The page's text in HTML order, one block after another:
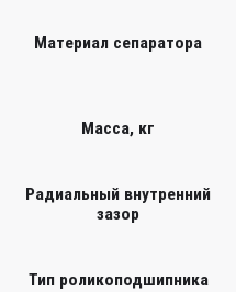
Материал сепаратора
Масса, кг
Радиальный внутренний
зазор
Тип роликоподшипника